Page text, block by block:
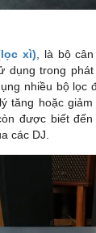
xì) , là bộ
dụng trong
nhiều bộ lọc
tăng hoặc
được biết
các DJ.